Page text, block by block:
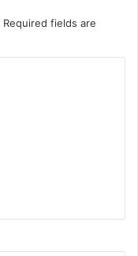
Required fields are